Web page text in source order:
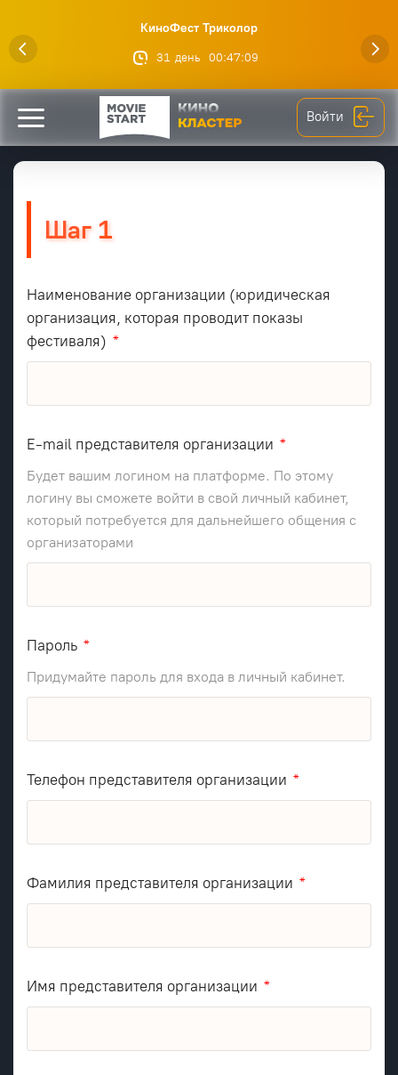
КиноФест Триколор
31 день 00:47:09
Войти
Шаг 1
Наименование организации (юридическая
организация, которая проводит показы
фестиваля)
E-mail представителя организации
Будет вашим логином на платформе. По этому
логину вы сможете войти в свой личный кабинет,
который потребуется для дальнейшего общения с
организаторами
Пароль
Придумайте пароль для входа в личный кабинет.
Телефон представителя организации
Фамилия представителя организации
Имя представителя организации